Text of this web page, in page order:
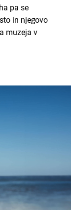
pa se
in njegovo
muzeja v